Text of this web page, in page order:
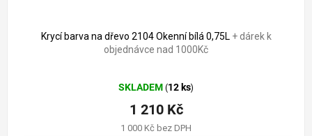
Krycí barva na dřevo 2104 Okenní bílá 0,75L + dárek k
objednávce nad 1000Kč
hodnocení
produktu
je
5,0
SKLADEM (12 ks)
1 000 Kč bez DPH
1 210 Kč